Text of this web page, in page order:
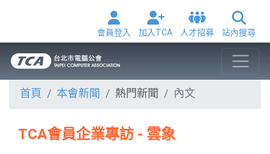
會員登入 加入TCA 人才招募 站內搜尋
首頁 本會新聞 熱門新聞 內文
TCA會員企業專訪 - 雲象